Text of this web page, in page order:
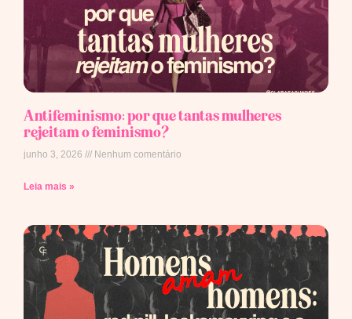
Antifeminismo: por que tantas mulheres
rejeitam o feminismo?
junho 3, 2026 Nenhum comentário
Leia mais »